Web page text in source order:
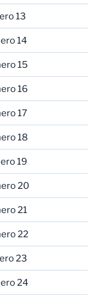
13
14
15
16
17
18
19
20
21
22
23
24